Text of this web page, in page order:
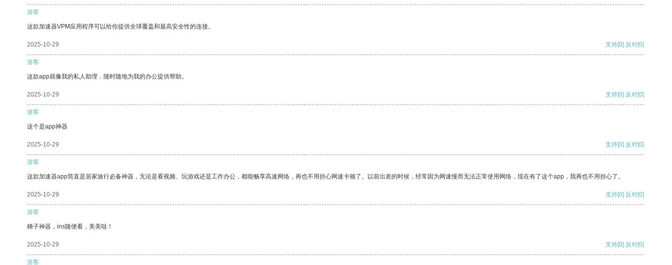
游客
这款加速器VPM应用程序可以给你提供全球覆盖和最高安全性的连接。
2025-10-29 支持[0] 反对[0]
游客
这款app就像我的私人助理，随时随地为我的办公提供帮助。
2025-10-29 支持[0] 反对[0]
游客
这个是app神器
2025-10-29 支持[0] 反对[0]
游客
这款加速器app简直是居家旅行必备神器，无论是看视频、玩游戏还是工作办公，都能畅享高速网络，再也不用担心网速卡顿了。以前出差的时候，经常因为网速慢而无法正常使用网络，现在有了这个app，我再也不用担心了。
2025-10-29 支持[0] 反对[0]
游客
梯子神器，ins随便看，美美哒！
2025-10-29 支持[0] 反对[0]
游客